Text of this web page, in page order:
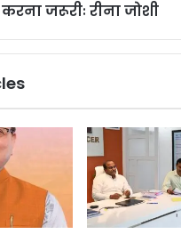
करना जरूरीः रीना जोशी